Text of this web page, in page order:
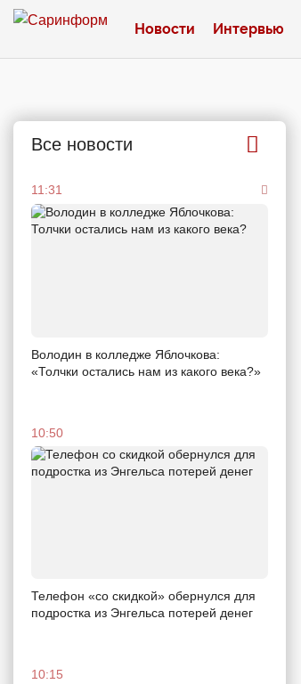
Новости Интервью
Все новости
11:31
Володин в колледже Яблочкова:
«Толчки остались нам из какого века?»
10:50
Телефон «со скидкой» обернулся для
подростка из Энгельса потерей денег
10:15